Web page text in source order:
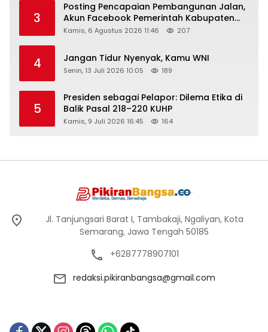
3
Posting Pencapaian Pembangunan Jalan,
Akun Facebook Pemerintah Kabupaten
Rembang “Dirujak” Warganet
Kamis, 6 Agustus 2026 11:46 207
4 Jangan Tidur Nyenyak, Kamu WNI
Senin, 13 Juli 2026 10:05 189
5
Presiden sebagai Pelapor: Dilema Etika di
Balik Pasal 218–220 KUHP
Kamis, 9 Juli 2026 16:45 164
Jl. Tanjungsari Barat I, Tambakaji, Ngaliyan, Kota
Semarang, Jawa Tengah 50185
+6287778907101
redaksi.pikiranbangsa@gmail.com